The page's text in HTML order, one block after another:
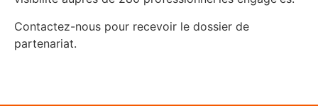
Contactez-nous pour recevoir le dossier de
partenariat.